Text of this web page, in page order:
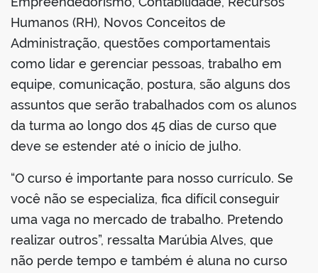
Humanos (RH), Novos Conceitos de
Administração, questões comportamentais
como lidar e gerenciar pessoas, trabalho em
equipe, comunicação, postura, são alguns dos
assuntos que serão trabalhados com os alunos
da turma ao longo dos 45 dias de curso que
deve se estender até o início de julho.
“O curso é importante para nosso currículo. Se
você não se especializa, fica difícil conseguir
uma vaga no mercado de trabalho. Pretendo
realizar outros”, ressalta Marúbia Alves, que
não perde tempo e também é aluna no curso